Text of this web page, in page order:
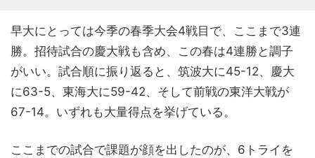
早大にとっては今季の春季大会4戦目で、ここまで3連
勝。招待試合の慶大戦も含め、この春は4連勝と調子
がいい。試合順に振り返ると、筑波大に45-12、慶大
に63-5、東海大に59-42、そして前戦の東洋大戦が
67-14。いずれも大量得点を挙げている。
ここまでの試合で課題が顔を出したのが、6トライを